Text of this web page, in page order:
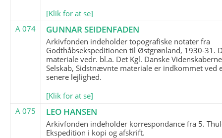
[Klik for at se]
A 074
GUNNAR SEIDENFADEN
Arkivfonden indeholder topografiske notater fra
Godthåbsekspeditionen til Østgrønland, 1930-31.
materiale vedr. bl.a. Det Kgl. Danske
Selskab, Sidstnævnte materiale er indkommet ved
senere lejlighed.
[Klik for at se]
A 075
LEO HANSEN
Arkivfonden indeholder korrespondance fra 5.
Ekspedition i kopi og afskrift.